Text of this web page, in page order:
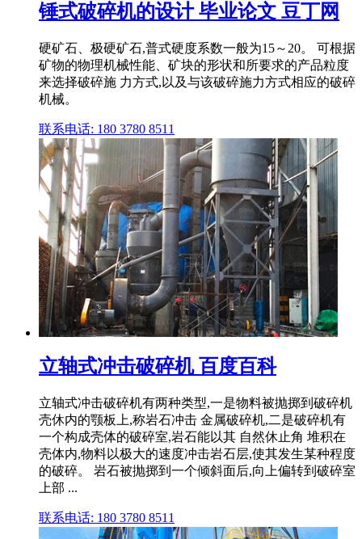
锤式破碎机的设计 毕业论文 豆丁网
硬矿石、极硬矿石,普式硬度系数一般为15～20。 可根据
矿物的物理机械性能、矿块的形状和所要求的产品粒度
来选择破碎施 力方式,以及与该破碎施力方式相应的破碎
机械。
联系电话: 180 3780 8511
立轴式冲击破碎机 百度百科
立轴式冲击破碎机有两种类型,一是物料被抛掷到破碎机
壳休内的颚板上,称岩石冲击 金属破碎机,二是破碎机有
一个构成壳体的破碎室,岩石能以其 自然休止角 堆积在
壳体内,物料以极大的速度冲击岩石层,使其发生某种程度
的破碎。 岩石被抛掷到一个倾斜面后,向上偏转到破碎室
上部 ...
联系电话: 180 3780 8511